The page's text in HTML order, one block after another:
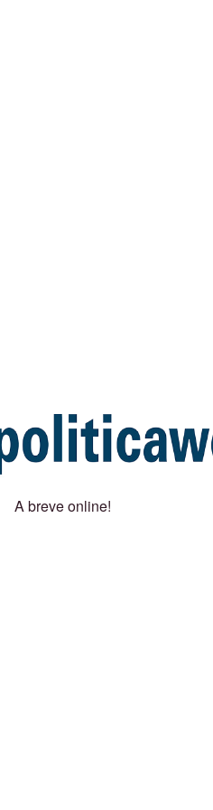
A breve online!